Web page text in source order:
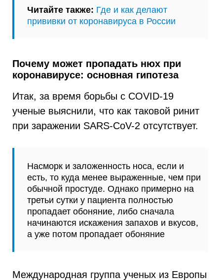
Читайте также: Где и как делают
прививки от коронавируса в России
Почему может пропадать нюх при
коронавирусе: основная гипотеза
Итак, за время борьбы с COVID-19
ученые выяснили, что как таковой ринит
при заражении SARS-CoV-2 отсутствует.
Насморк и заложенность носа, если и
есть, то куда менее выраженные, чем при
обычной простуде. Однако примерно на
третьи сутки у пациента полностью
пропадает обоняние, либо сначала
начинаются искажения запахов и вкусов,
а уже потом пропадает обоняние
Международная группа ученых из Европы